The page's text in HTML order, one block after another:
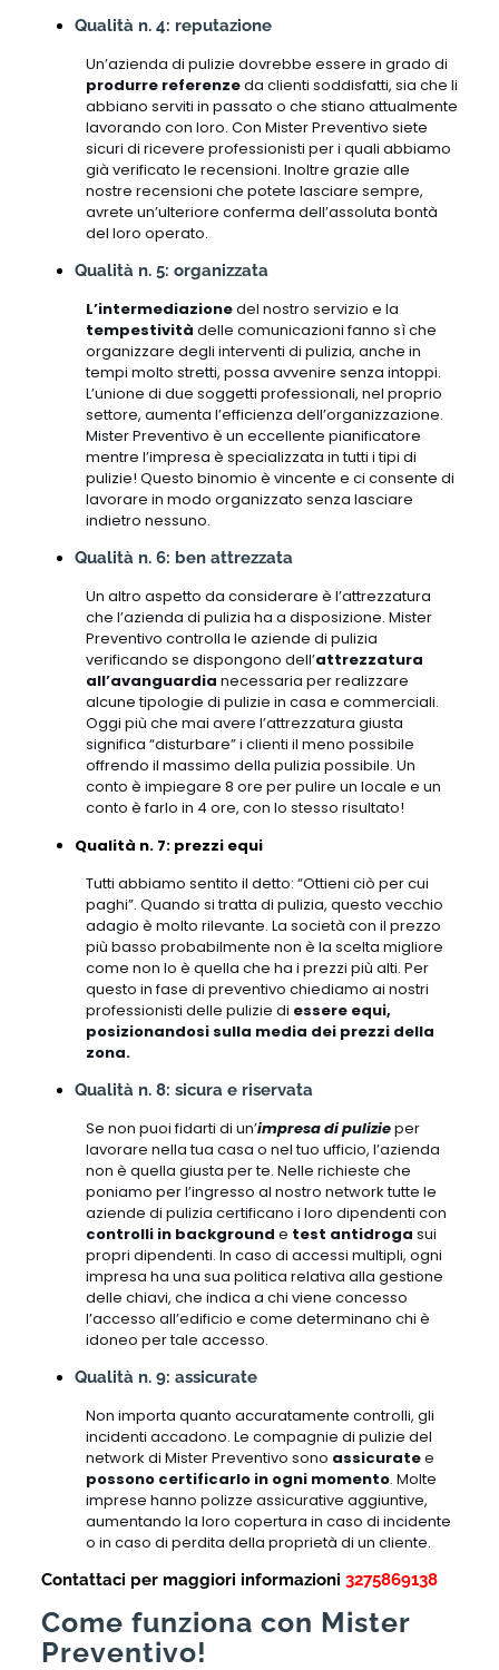
Qualità n. 4: reputazione
Un’azienda di pulizie dovrebbe essere in grado di
produrre referenzeda clienti soddisfatti, sia che li
abbiano serviti in passato o che stiano attualmente
lavorando con loro. Con Mister Preventivo siete
sicuri di ricevere professionisti per i quali abbiamo
già verificato le recensioni. Inoltre grazie alle
nostre recensioni che potete lasciare sempre,
avrete un’ulteriore conferma dell’assoluta bontà
del loro operato.
Qualità n. 5: organizzata
L’intermediazionedel nostro servizio e la
tempestività delle comunicazioni fanno sì che
organizzare degli interventi di pulizia, anche in
tempi molto stretti, possa avvenire senza intoppi.
L’unione di due soggetti professionali, nel proprio
settore, aumenta l’efficienza dell’organizzazione.
Mister Preventivo è un eccellente pianificatore
mentre l’impresa è specializzata in tutti i tipi di
pulizie! Questo binomio è vincente e ci consente di
lavorare in modo organizzato senza lasciare
indietro nessuno.
Qualità n. 6: ben attrezzata
Un altro aspetto da considerare è l’attrezzatura
che l’azienda di pulizia ha a disposizione. Mister
Preventivo controlla le aziende di pulizia
verificando se dispongono dell’attrezzatura
all’avanguardia necessaria per realizzare
alcune tipologie di pulizie in casa e commerciali.
Oggi più che mai avere l’attrezzatura giusta
significa “disturbare” i clienti il meno possibile
offrendo il massimo della pulizia possibile. Un
conto è impiegare 8 ore per pulire un locale e un
conto è farlo in 4 ore, con lo stesso risultato!
Qualità n. 7: prezzi equi
Tutti abbiamo sentito il detto: “Ottieni ciò per cui
paghi”. Quando si tratta di pulizia, questo vecchio
adagio è molto rilevante. La società con il prezzo
più basso probabilmente non è la scelta migliore
come non lo è quella che ha i prezzi più alti. Per
questo in fase di preventivo chiediamo ai nostri
professionisti delle pulizie di essere equi,
posizionandosi sulla media dei prezzi della
zona.
Qualità n. 8: sicura e riservata
Se non puoi fidarti di un’impresa di pulizieper
lavorare nella tua casa o nel tuo ufficio, l’azienda
non è quella giusta per te. Nelle richieste che
poniamo per l’ingresso al nostro network tutte le
aziende di pulizia certificano i loro dipendenti con
controlli in background e test antidroga sui
propri dipendenti. In caso di accessi multipli, ogni
impresa ha una sua politica relativa alla gestione
delle chiavi, che indica a chi viene concesso
l’accesso all’edificio e come determinano chi è
idoneo per tale accesso.
Qualità n. 9: assicurate
Non importa quanto accuratamente controlli, gli
incidenti accadono. Le compagnie di pulizie del
network di Mister Preventivo sono assicuratee
possono certificarlo in ogni momento. Molte
imprese hanno polizze assicurative aggiuntive,
aumentando la loro copertura in caso di incidente
o in caso di perdita della proprietà di un cliente.
Contattaci per maggiori informazioni 3275869138
Come funziona con Mister
Preventivo!